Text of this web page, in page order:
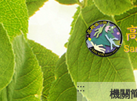
跳到主要內容區塊
:::
機關